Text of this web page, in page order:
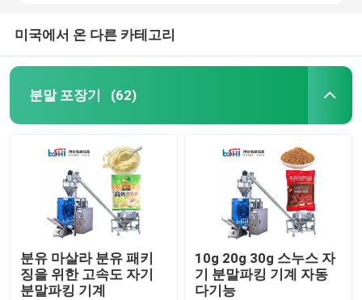
자동 병 충전기
세미 오토매틱 병 충전기
곤포기 부속물
미국에서 온 다른 카테고리
분말 포장기 (62)
분유 마살라 분유 패키
징을 위한 고속도 자기
분말파킹 기계
10g 20g 30g 스누스 자
기 분말파킹 기계 자동
다기능